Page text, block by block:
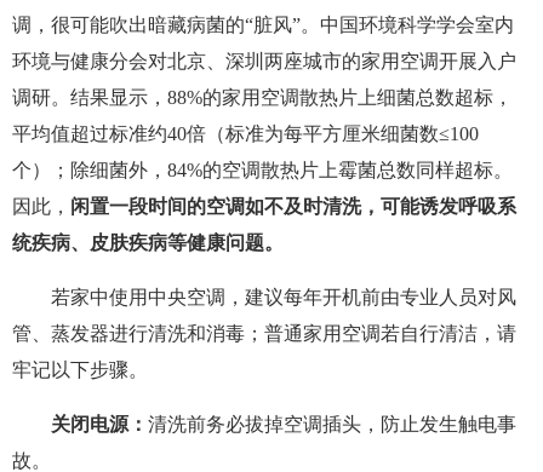
调，很可能吹出暗藏病菌的“脏风”。中国环境科学学会室内
环境与健康分会对北京、深圳两座城市的家用空调开展入户
调研。结果显示，88%的家用空调散热片上细菌总数超标，
平均值超过标准约40倍（标准为每平方厘米细菌数≤100
个）；除细菌外，84%的空调散热片上霉菌总数同样超标。
因此， 闲置一段时间的空调如不及时清洗，可能诱发呼吸系
统疾病、皮肤疾病等健康问题。
若家中使用中央空调，建议每年开机前由专业人员对风
管、蒸发器进行清洗和消毒；普通家用空调若自行清洁，请
牢记以下步骤。
关闭电源： 清洗前务必拔掉空调插头，防止发生触电事
故。